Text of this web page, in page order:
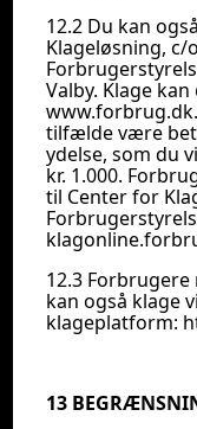
12.2 Du kan
Klageløsning, c/
Valby. Klage
tilfælde være
ydelse, som du
kr. 1.000.
til Center for
12.3
kan også klage
klageplatform:
13